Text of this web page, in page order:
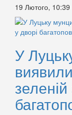
19 Лютого, 10:39
У
зеленій